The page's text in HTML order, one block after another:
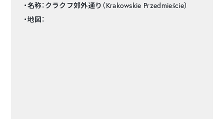
・名称：クラクフ郊外通り（Krakowskie Przedmieście）
・地図：